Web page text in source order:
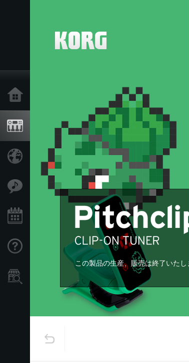
Products
Import Products
この製品の生産、販売は終了いたし